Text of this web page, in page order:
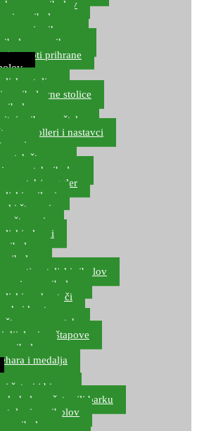
za ribolov
za ribolov
crve i prihranu
prihranu
recepti prihrane
stolice
za ribolovne stolice
ribolov
pribor za šteku
rolleri i nastavci
štapove
za match ribolov
match/waggler
najloni
štapovi
štapovi
plovci
ribolov
ribolov
za natjecateljski ribolov
za ribolov
podmetači
i kante
štapove – match
dijelovi za štapove
ribolov
i medalja
šatori i bivvy
kuhala za šator ili barku
stolovi za ribolov
za ribolov